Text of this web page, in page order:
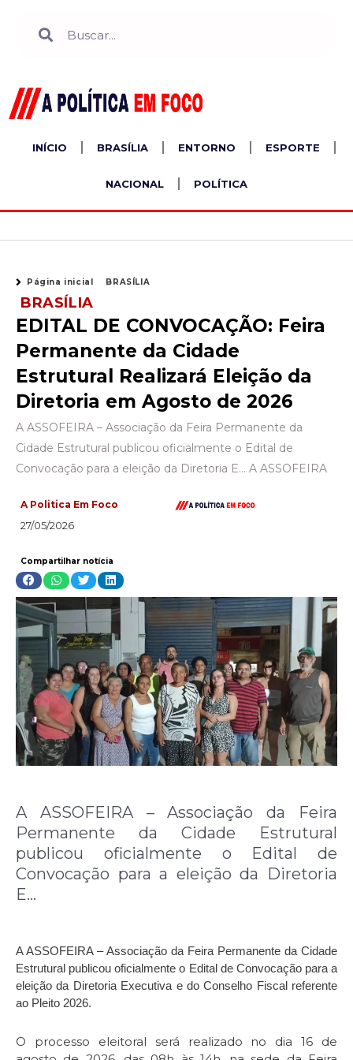
INÍCIO BRASÍLIA ENTORNO ESPORTE
NACIONAL POLÍTICA
Página inicial BRASÍLIA
BRASÍLIA
EDITAL DE CONVOCAÇÃO: Feira
Permanente da Cidade
Estrutural Realizará Eleição da
Diretoria em Agosto de 2026
A ASSOFEIRA – Associação da Feira Permanente da
Cidade Estrutural publicou oficialmente o Edital de
Convocação para a eleição da Diretoria E… A ASSOFEIRA
A Politica Em Foco
27/05/2026
Compartilhar notícia
A ASSOFEIRA – Associação da Feira
Permanente da Cidade Estrutural
publicou oficialmente o Edital de
Convocação para a eleição da Diretoria
E…
A ASSOFEIRA – Associação da Feira Permanente da Cidade
Estrutural publicou oficialmente o Edital de Convocação para a
eleição da Diretoria Executiva e do Conselho Fiscal referente
ao Pleito 2026.
O processo eleitoral será realizado no dia 16 de